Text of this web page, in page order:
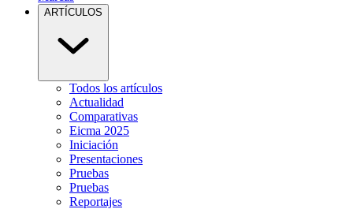
ARTÍCULOS
Todos los artículos
Actualidad
Comparativas
Eicma 2025
Iniciación
Presentaciones
Pruebas
Pruebas
Reportajes